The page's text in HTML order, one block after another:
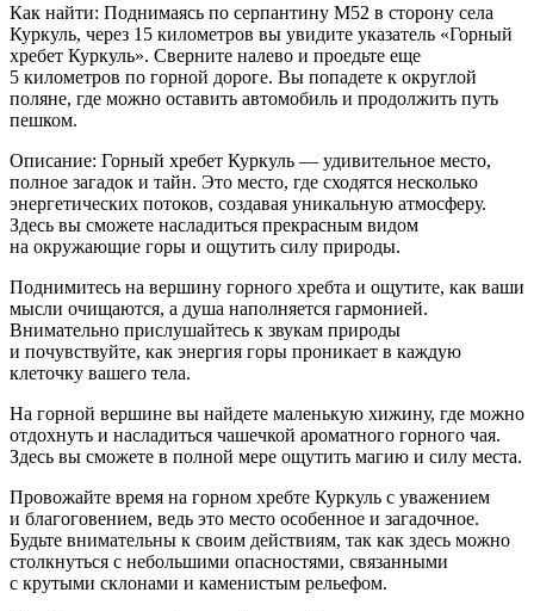
Как найти: Поднимаясь по серпантину М52 в сторону села
Куркуль, через 15 километров вы увидите указатель «Горный
хребет Куркуль». Сверните налево и проедьте еще
5 километров по горной дороге. Вы попадете к округлой
поляне, где можно оставить автомобиль и продолжить путь
пешком.
Описание: Горный хребет Куркуль — удивительное место,
полное загадок и тайн. Это место, где сходятся несколько
энергетических потоков, создавая уникальную атмосферу.
Здесь вы сможете насладиться прекрасным видом
на окружающие горы и ощутить силу природы.
Поднимитесь на вершину горного хребта и ощутите, как ваши
мысли очищаются, а душа наполняется гармонией.
Внимательно прислушайтесь к звукам природы
и почувствуйте, как энергия горы проникает в каждую
клеточку вашего тела.
На горной вершине вы найдете маленькую хижину, где можно
отдохнуть и насладиться чашечкой ароматного горного чая.
Здесь вы сможете в полной мере ощутить магию и силу места.
Провожайте время на горном хребте Куркуль с уважением
и благоговением, ведь это место особенное и загадочное.
Будьте внимательны к своим действиям, так как здесь можно
столкнуться с небольшими опасностями, связанными
с крутыми склонами и каменистым рельефом.